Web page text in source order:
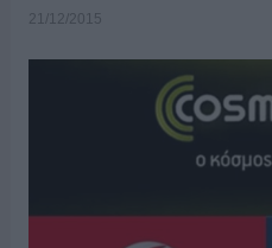
21/12/2015